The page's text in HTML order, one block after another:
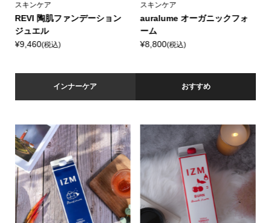
スキンケア
REVI 陶肌ファンデーション
ジュエル
¥9,460(税込)
スキンケア
auralume オーガニックフォ
ーム
¥8,800(税込)
インナーケア おすすめ